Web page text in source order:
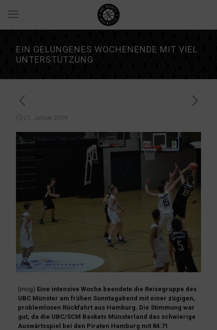
EIN GELUNGENES WOCHENENDE MIT VIEL
UNTERSTÜTZUNG
21. Januar 2019
(mog) Eine intensive Woche beendete die Reisegruppe des
UBC Münster am frühen Sonntagabend mit einer zügigen,
problemlosen Rückfahrt aus Hamburg. Die Stimmung war
gut, da die UBC/SCM Baskets Münsterland das schwierige
Auswärtsspiel bei den Piraten Hamburg mit 84:71